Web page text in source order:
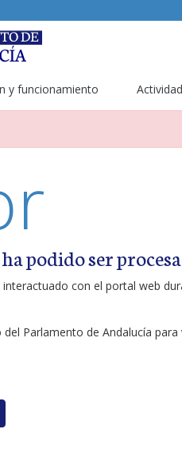
y funcionamiento
podido ser
interactuado con el portal web
Parlamento de Andalucía para